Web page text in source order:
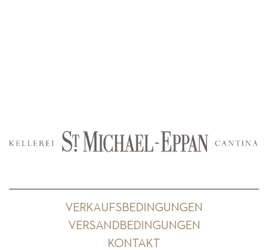
VERKAUFSBEDINGUNGEN
VERSANDBEDINGUNGEN
KONTAKT